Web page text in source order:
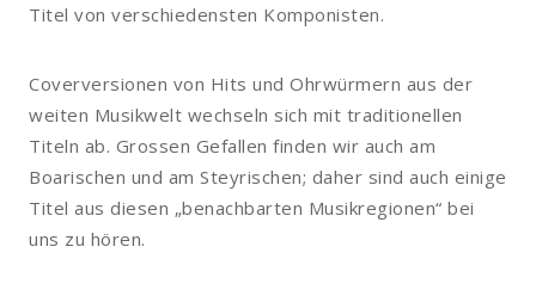
Titel von verschiedensten Komponisten.
Coverversionen von Hits und Ohrwürmern aus der
weiten Musikwelt wechseln sich mit traditionellen
Titeln ab. Grossen Gefallen finden wir auch am
Boarischen und am Steyrischen; daher sind auch einige
Titel aus diesen „benachbarten Musikregionen“ bei
uns zu hören.